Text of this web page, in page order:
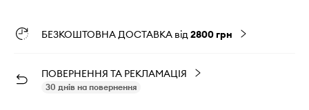
БЕЗКОШТОВНА ДОСТАВКА від2800 грн
ПОВЕРНЕННЯ ТА РЕКЛАМАЦІЯ
30 днів на повернення